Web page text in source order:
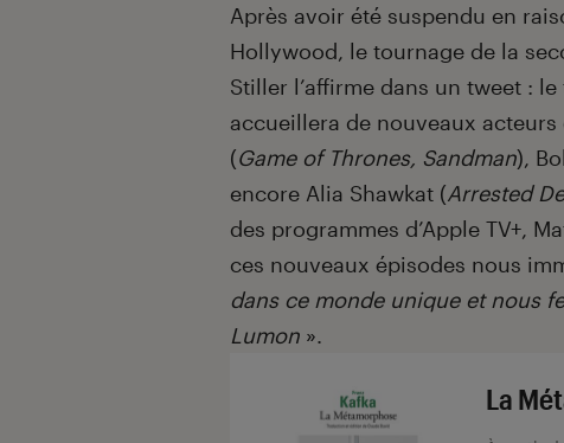
Après avoir été suspendu en
Hollywood, le tournage de la
Stiller l’affirme dans un tweet :
accueillera de nouveaux
(Game of Thrones, Sandman),
encore Alia Shawkat (Arrested
des programmes d’Apple TV+,
ces nouveaux épisodes nous
dans ce monde unique et nous
Lumon ».
La